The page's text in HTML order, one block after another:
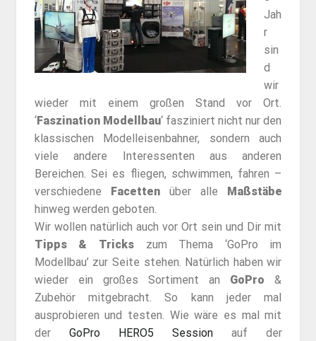
Jah
r
sin
d
wir
wieder mit einem großen Stand vor Ort.
‘Faszination Modellbau‘ fasziniert nicht nur den
klassischen Modelleisenbahner, sondern auch
viele andere Interessenten aus anderen
Bereichen. Sei es fliegen, schwimmen, fahren –
verschiedene Facettenüber alle Maßstäbe
hinweg werden geboten.
Wir wollen natürlich auch vor Ort sein und Dir mit
Tipps & Trickszum Thema ‘GoPro im
Modellbau’ zur Seite stehen. Natürlich haben wir
wieder ein großes Sortiment an GoPro &
Zubehör mitgebracht. So kann jeder mal
ausprobieren und testen. Wie wäre es mal mit
der GoPro HERO5 Sessionauf der